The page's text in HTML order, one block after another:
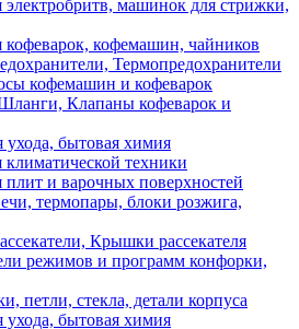
электробритв, машинок для стрижки,
кофеварок, кофемашин, чайников
Термопредохранители
кофемашин и кофеварок
Клапаны кофеварок и
ухода, бытовая химия
климатической техники
плит и варочных поверхностей
термопары, блоки розжига,
Крышки рассекателя
режимов и программ конфорки,
петли, стекла, детали корпуса
ухода, бытовая химия